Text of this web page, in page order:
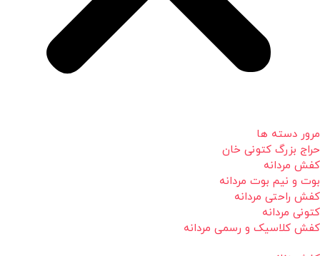
مرور دسته ها
حراج بزرگ کتونی خان
کفش مردانه
بوت و نیم بوت مردانه
کفش راحتی مردانه
کتونی مردانه
کفش کلاسیک و رسمی مردانه